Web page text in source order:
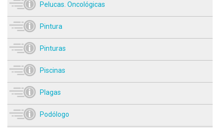
Pelucas. Oncológicas
Pintura
Pinturas
Piscinas
Plagas
Podólogo